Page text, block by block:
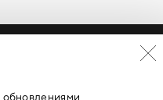
2026Материалы сайта
обновлениями